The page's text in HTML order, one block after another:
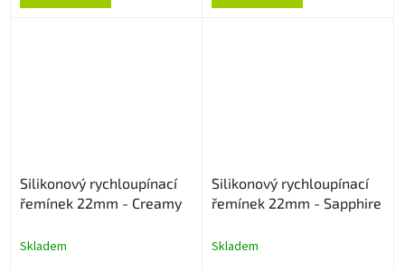
Silikonový rychloupínací
řemínek 22mm - Creamy
Skladem
Silikonový rychloupínací
řemínek 22mm - Sapphire
Skladem